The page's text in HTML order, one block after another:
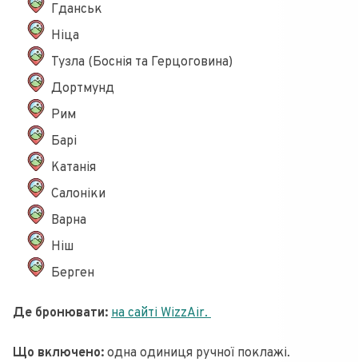
Гданськ
Ніца
Тузла (Боснія та Герцоговина)
Дортмунд
Рим
Барі
Катанія
Салоніки
Варна
Ніш
Берген
Де бронювати: на сайті WizzAir.
Що включено: одна одиниця ручної поклажі.